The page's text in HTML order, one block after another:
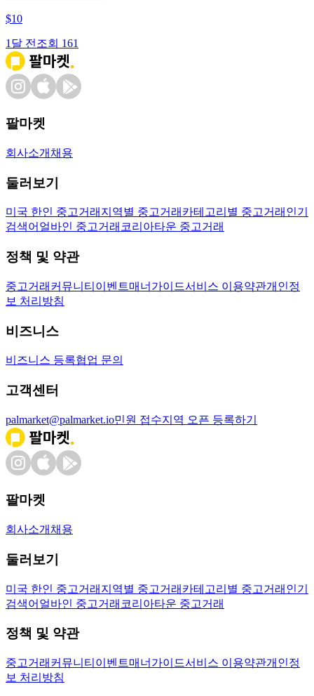
$10
1달 전 조회 161
팔마켓
회사소개 채용
둘러보기
미국 한인 중고거래 지역별 중고거래 카테고리별 중고거래 인기
검색어 얼바인 중고거래 코리아타운 중고거래
정책 및 약관
중고거래 커뮤니티 이벤트매너가이드서비스 이용약관개인정
보 처리방침
비즈니스
비즈니스 등록협업 문의
고객센터
palmarket@palmarket.io민원 접수지역 오픈 등록하기
팔마켓
회사소개 채용
둘러보기
미국 한인 중고거래 지역별 중고거래 카테고리별 중고거래 인기
검색어 얼바인 중고거래 코리아타운 중고거래
정책 및 약관
중고거래 커뮤니티 이벤트매너가이드서비스 이용약관개인정
보 처리방침